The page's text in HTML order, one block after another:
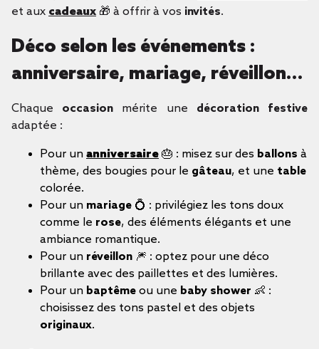
et aux cadeaux 🎁 à offrir à vos invités.
Déco selon les événements :
anniversaire, mariage, réveillon…
Chaque occasion mérite une décoration festive
adaptée :
Pour un anniversaire 🎂 : misez sur des ballons à
thème, des bougies pour le gâteau, et une table
colorée.
Pour un mariage 💍 : privilégiez les tons doux
comme le rose, des éléments élégants et une
ambiance romantique.
Pour un réveillon 🎆 : optez pour une déco
brillante avec des paillettes et des lumières.
Pour un baptême ou une baby shower 👶 :
choisissez des tons pastel et des objets
originaux.